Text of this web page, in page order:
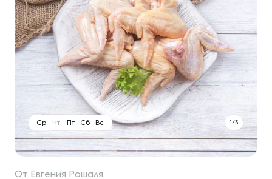
1/3
Ср Чт Пт Сб Вс
От Евгения Рошаля